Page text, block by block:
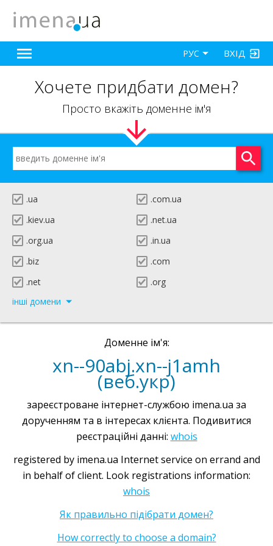
ВХІД
РУС
Хочете придбати домен?
Просто вкажіть доменне ім'я
.ua
.com.ua
.kiev.ua
.net.ua
.org.ua
.in.ua
.biz
.com
.net
.org
інші домени
Доменне ім'я:
xn--90abj.xn--j1amh
(веб.укр)
зареєстроване інтернет-службою imena.ua за
дорученням та в інтересах клієнта. Подивитися
реєстраційні данні: whois
registered by imena.ua Internet service on errand and
in behalf of client. Look registrations information:
whois
Як правильно підібрати домен?
How correctly to choose a domain?